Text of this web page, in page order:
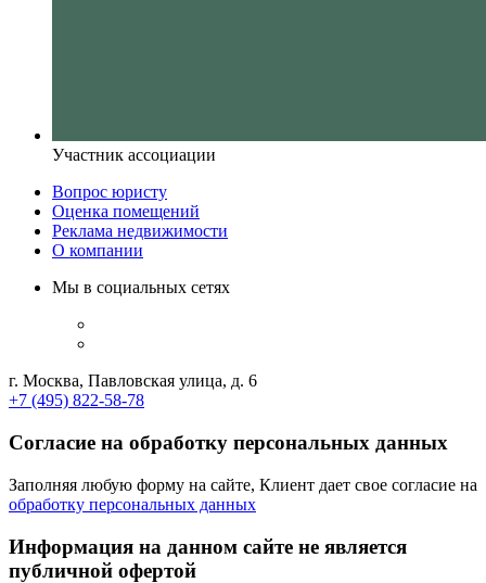
Участник ассоциации
Вопрос юристу
Оценка помещений
Реклама недвижимости
О компании
Мы в социальных сетях
г. Москва, Павловская улица, д. 6
+7 (495) 822-58-78
Согласие на обработку персональных данных
Заполняя любую форму на сайте, Клиент дает свое согласие на
обработку персональных данных
Информация на данном сайте не является
публичной офертой